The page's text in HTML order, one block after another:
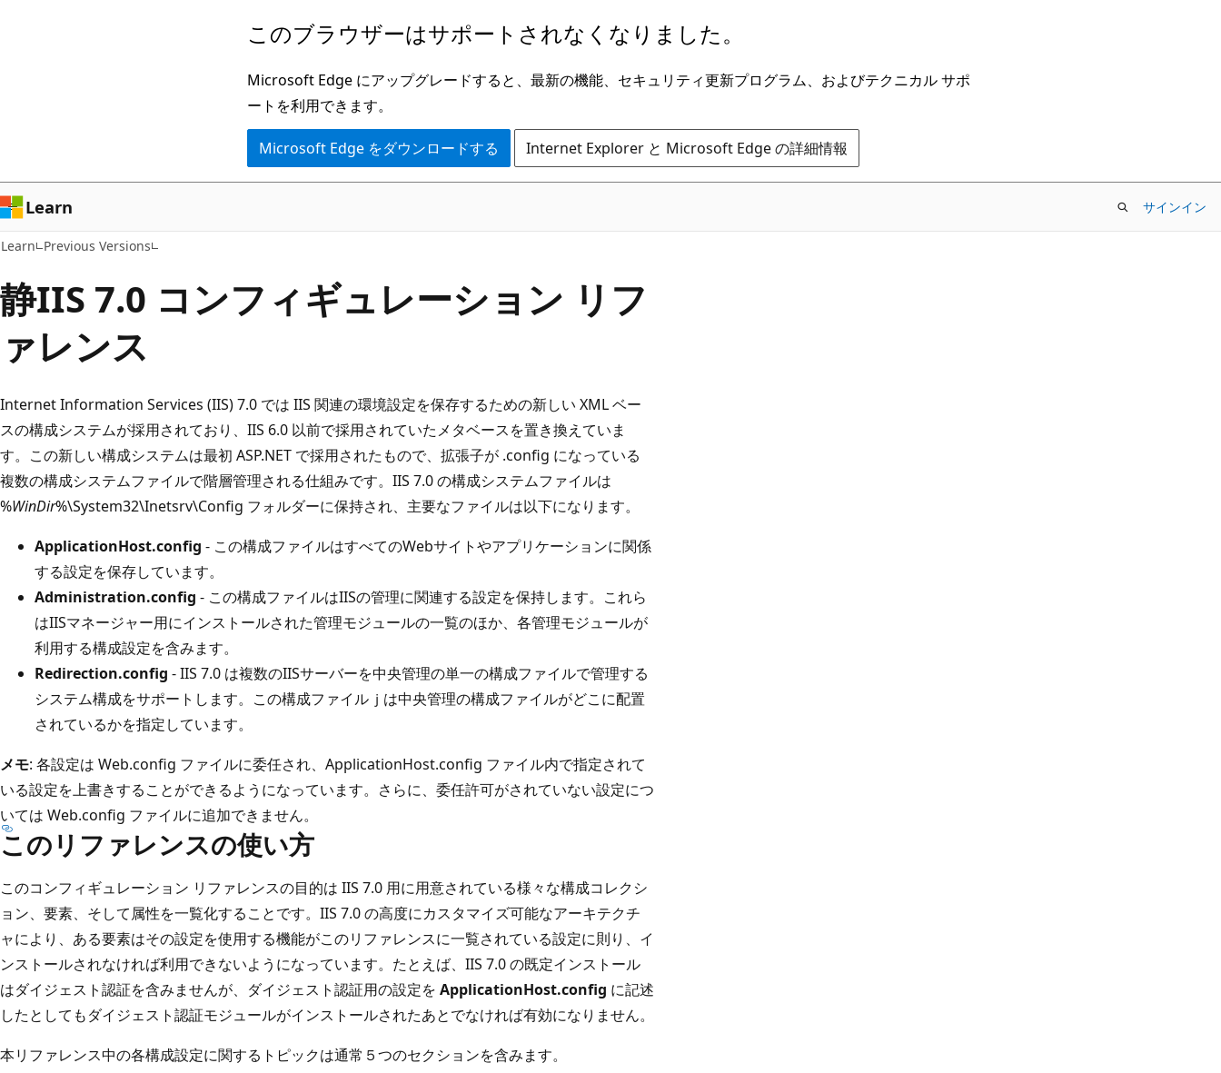
ン
ツ
に
ス
キ
ッ
このブラウザーはサポートされなくなりました。
Microsoft Edge にアップグレードすると、最新の機能、セキュリティ更新プログラム、およびテクニカル サポ
ートを利用できます。
Microsoft Edge をダウンロードする Internet Explorer と Microsoft Edge の詳細情報
Learn サインイン
Learn Previous Versions
静IIS 7.0 コンフィギュレーション リフ
ァレンス
Internet Information Services (IIS) 7.0 では IIS 関連の環境設定を保存するための新しい XML ベー
スの構成システムが採用されており、IIS 6.0 以前で採用されていたメタベースを置き換えていま
す。この新しい構成システムは最初 ASP.NET で採用されたもので、拡張子が .config になっている
複数の構成システムファイルで階層管理される仕組みです。IIS 7.0 の構成システムファイルは
%WinDir%\System32\Inetsrv\Config フォルダーに保持され、主要なファイルは以下になります。
ApplicationHost.config - この構成ファイルはすべてのWebサイトやアプリケーションに関係
する設定を保存しています。
Administration.config - この構成ファイルはIISの管理に関連する設定を保持します。これら
はIISマネージャー用にインストールされた管理モジュールの一覧のほか、各管理モジュールが
利用する構成設定を含みます。
Redirection.config - IIS 7.0 は複数のIISサーバーを中央管理の単一の構成ファイルで管理する
システム構成をサポートします。この構成ファイルｊは中央管理の構成ファイルがどこに配置
されているかを指定しています。
メモ: 各設定は Web.config ファイルに委任され、ApplicationHost.config ファイル内で指定されて
いる設定を上書きすることができるようになっています。さらに、委任許可がされていない設定につ
いては Web.config ファイルに追加できません。
このリファレンスの使い方
このコンフィギュレーション リファレンスの目的は IIS 7.0 用に用意されている様々な構成コレクシ
ョン、要素、そして属性を一覧化することです。IIS 7.0 の高度にカスタマイズ可能なアーキテクチ
ャにより、ある要素はその設定を使用する機能がこのリファレンスに一覧されている設定に則り、イ
ンストールされなければ利用できないようになっています。たとえば、IIS 7.0 の既定インストール
はダイジェスト認証を含みませんが、ダイジェスト認証用の設定を ApplicationHost.config に記述
したとしてもダイジェスト認証モジュールがインストールされたあとでなければ有効になりません。
本リファレンス中の各構成設定に関するトピックは通常５つのセクションを含みます。